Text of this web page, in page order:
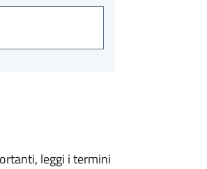
leggi i termini